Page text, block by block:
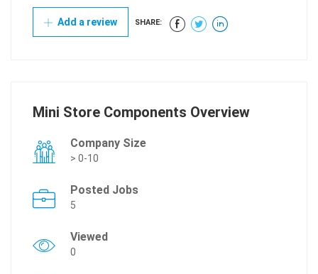
Add a review SHARE:
Mini Store Components Overview
Company Size
> 0-10
Posted Jobs
5
Viewed
0